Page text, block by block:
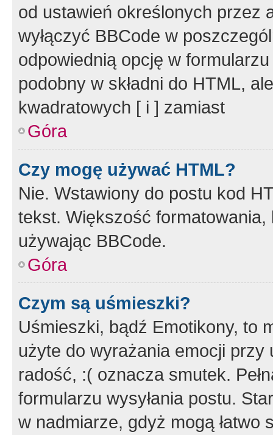
od ustawień określonych przez
wyłączyć BBCode w
odpowiednią opcję w
podobny w składni do HTML,
kwadratowych [ i ] zamiast
Góra
Czy mogę używać HTML?
Nie. Wstawiony do postu kod
tekst. Większość
używając BBCode.
Góra
Czym są uśmieszki?
Uśmieszki, bądź Emotikony, to
użyte do wyrażania emocji
radość, :( oznacza smutek.
formularzu wysyłania postu.
w nadmiarze, gdyż mogą